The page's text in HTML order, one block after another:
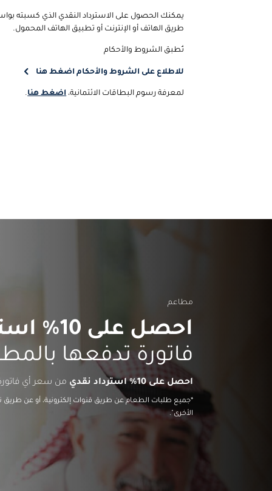
يمكنك الحصول على الاسترداد النقدي الذي كسبته
طريق الهاتف أو الإنترنت أو تطبيق الهاتف المحمول.
تُطبق الشروط والأحكام
للاطلاع على الشروط والأحكام اضغط هنا
لمعرفة رسوم البطاقات الائتمانية،اضغط هنا.
مطاعم
احصل على 10% استرداد نقدي
فاتورة تدفعها
احصل على 10% استرداد نقدي من سعر أي
الأخرى".